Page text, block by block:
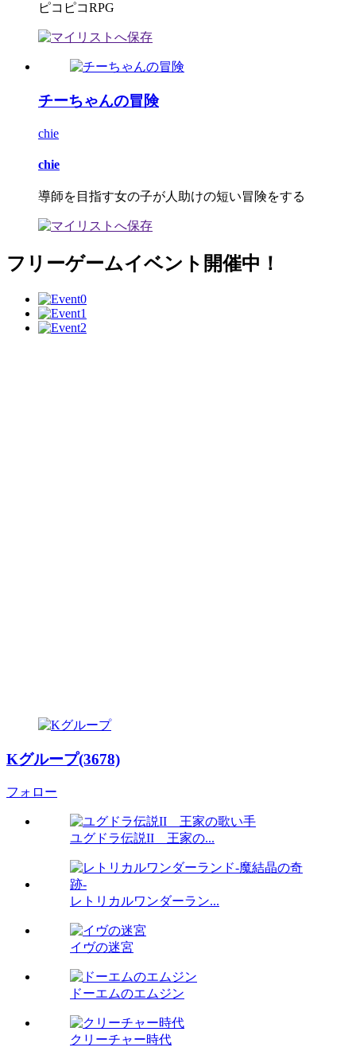
ピコピコRPG
チーちゃんの冒険
chie
chie
導師を目指す女の子が人助けの短い冒険をする
フリーゲームイベント開催中！
Kグループ(3678)
フォロー
ユグドラ伝説II 王家の...
レトリカルワンダーラン...
イヴの迷宮
ドーエムのエムジン
クリーチャー時代